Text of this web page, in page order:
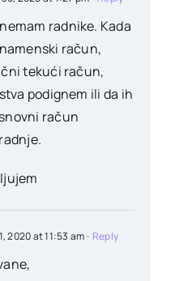
radnike. Kada
račun,
tekući račun,
podignem ili da ih
račun
2020 at 11:53 am- Reply